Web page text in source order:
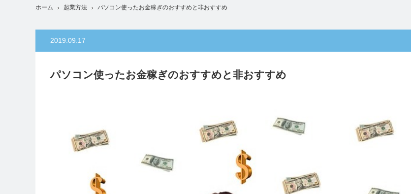
ホーム 起業方法 パソコン使ったお金稼ぎのおすすめと非おすすめ
2019.09.17
パソコン使ったお金稼ぎのおすすめと非おすすめ